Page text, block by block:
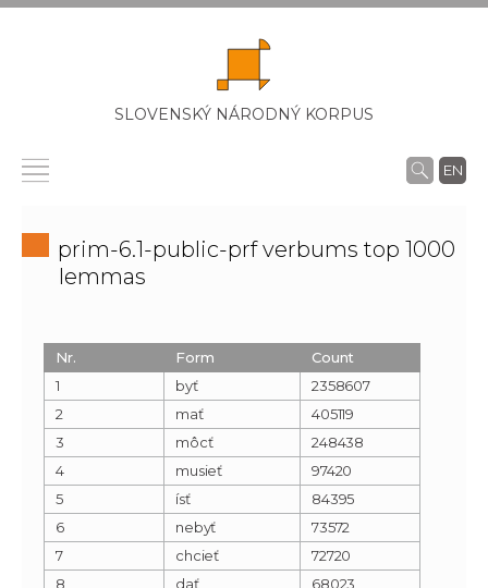
SLOVENSKÝ NÁRODNÝ KORPUS
EN
prim-6.1-public-prf verbums top 1000
lemmas
Nr. Form
Count
1
byť
2358607
2
mať
405119
3
môcť
248438
4
musieť
97420
5
ísť
84395
6
nebyť
73572
7
chcieť
72720
8
dať
68023